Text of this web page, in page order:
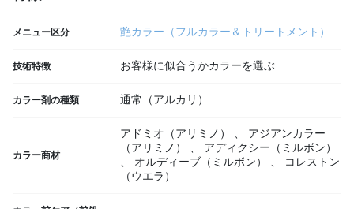
メニュー区分 艶カラー（フルカラー＆トリートメント）
技術特徴 お客様に似合うかカラーを選ぶ
カラー剤の種類 通常（アルカリ）
カラー商材
アドミオ（アリミノ） 、
アジアンカラー
（アリミノ）
、
アディクシー（ミルボン）
、
オルディーブ（ミルボン） 、
コレストン
（ウエラ）